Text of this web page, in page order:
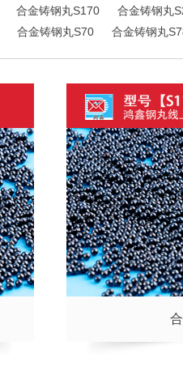
合金铸钢丸S170 合金铸钢丸
合金铸钢丸S70 合金铸钢丸